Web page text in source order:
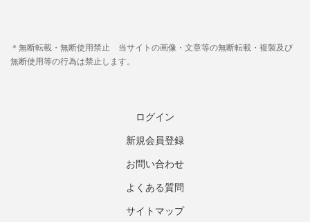
ログイン
新規会員登録
お問い合わせ
よくある質問
サイトマップ